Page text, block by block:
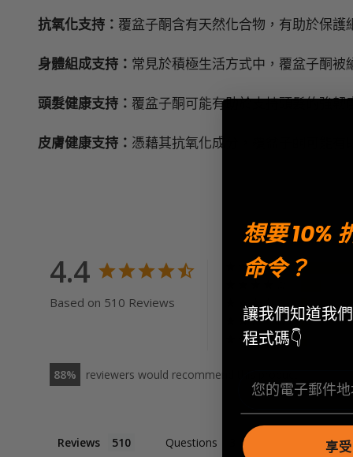
抗氧化支持： 覆盆子酮含有天然化合物，有助於保
身體組成支持： 常見於積極生活方式中，覆盆子酮
頭髮健康支持： 覆盆子酮可能有助於支持頭髮的強
皮膚健康支持： 憑藉其抗氧化成分，覆盆子酮可能
4.4
Based on 510 Reviews
88 reviewers would recommend this product
Reviews Questions
想要 10%
命令？
讓我們知道我
程式碼👇
享